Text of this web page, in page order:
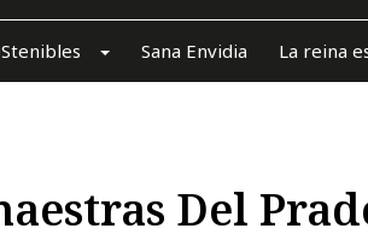
Sana Envidia La reina
Del